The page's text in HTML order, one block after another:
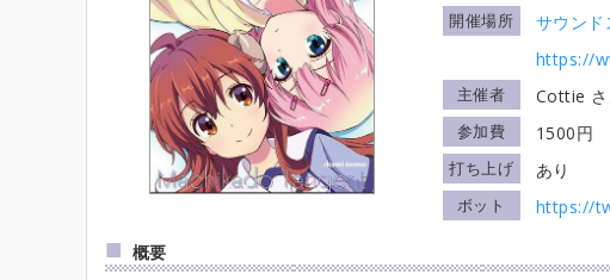
開催場所 サウン
https://
主催者 Cottie
参加費 1500円
打ち上げ あり
ボット
https://
概要